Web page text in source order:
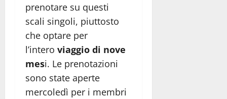
prenotare su questi
scali singoli, piuttosto
che optare per
l’intero viaggio di nove
mesi. Le prenotazioni
sono state aperte
mercoledì per i membri